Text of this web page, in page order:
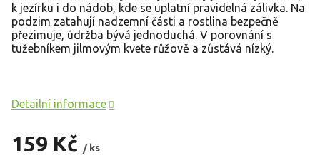
159 Kč / ks
k jezírku i do nádob, kde se uplatní pravidelná zálivka. Na
podzim zatahují nadzemní části a rostlina bezpečně
přezimuje, údržba bývá jednoduchá. V porovnání s
tužebníkem jilmovým kvete růžově a zůstává nízký.
Detailní informace